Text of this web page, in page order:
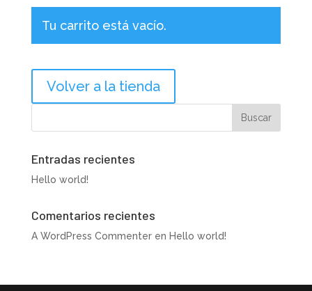
Tu carrito está vacío.
Volver a la tienda
Entradas recientes
Hello world!
Comentarios recientes
A WordPress Commenteren Hello world!